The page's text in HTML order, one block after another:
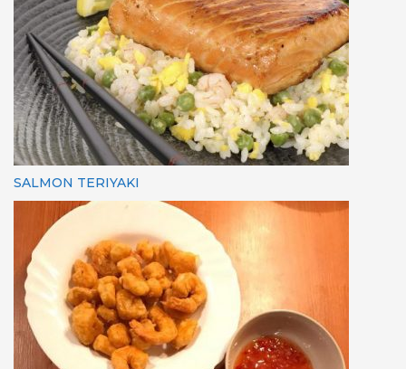
SALMON TERIYAKI